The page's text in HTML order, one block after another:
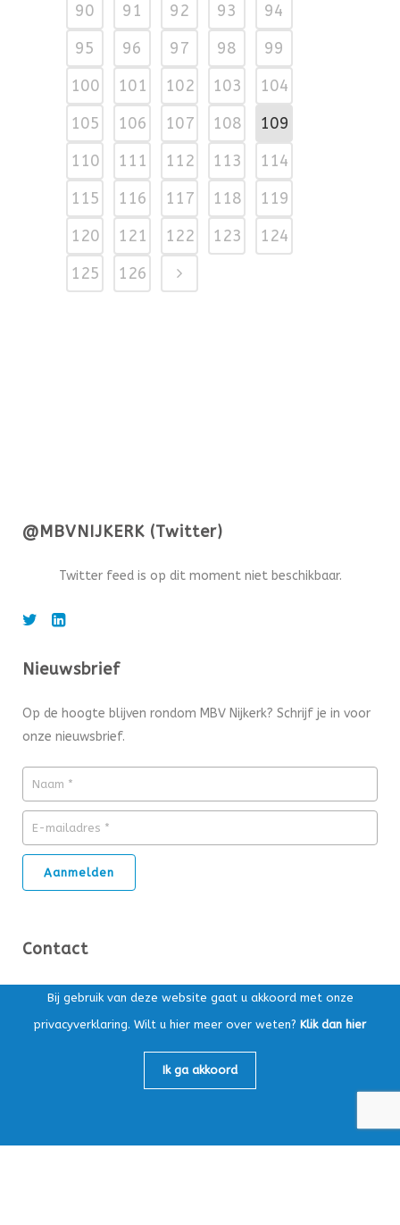
Bij gebruik van deze website gaat u akkoord met onze
privacyverklaring. Wilt u hier meer over weten? Klik dan hier
Ik ga akkoord
90
91 92 93
94
95
96 97 98
99
100
101 102 103
104
105
106 107 108
109
110
111 112 113
114
115
116 117 118
119
120
121 122 123
124
125
126
@MBVNIJKERK (Twitter)
Twitter feed is op dit moment niet beschikbaar.
Nieuwsbrief
Op de hoogte blijven rondom MBV Nijkerk? Schrijf je in voor
onze nieuwsbrief.
Contact
Ds. Kuypersstraat 14T, 3863 CA Nijkerk
Postbus 169, 3860 AD Nijkerk
033-4565147
033-4759605
KvK: 32153891